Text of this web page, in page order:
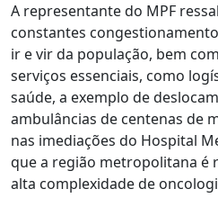
A representante do MPF
constantes
ir e vir da população, bem
serviços essenciais, como
saúde, a exemplo de
ambulâncias de centenas de
nas imediações do Hospital
que a região metropolitana é
alta complexidade de